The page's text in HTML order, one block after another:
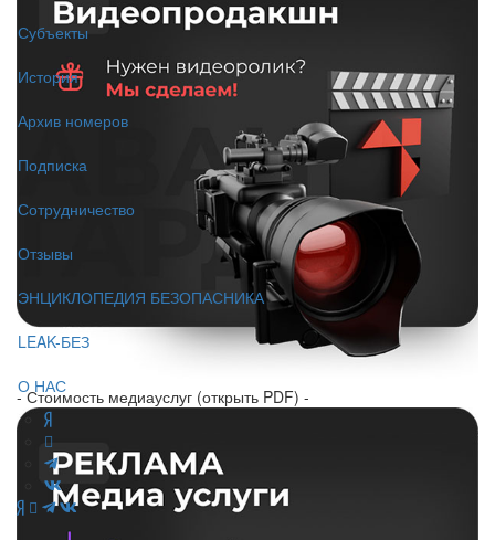
Субъекты
История
Архив номеров
Подписка
Сотрудничество
Отзывы
ЭНЦИКЛОПЕДИЯ БЕЗОПАСНИКА
LEAK-БЕЗ
О НАС
- Стоимость медиауслуг (открыть PDF) -